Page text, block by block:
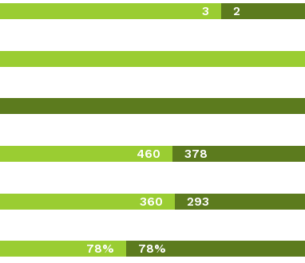
3 2
460 378
360 293
78% 78%